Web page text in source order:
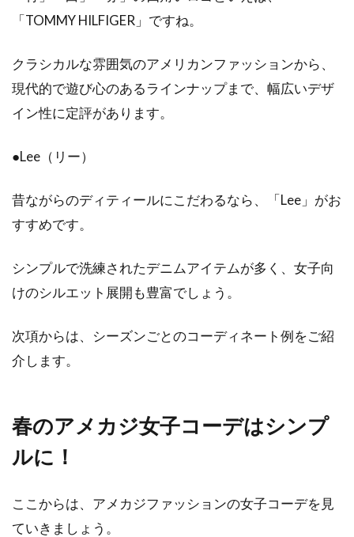
次第で肌寒い春を楽しめる
やかな服装になります。しかし、そんな日々の
中でも、...
ジーンズの種類にはどんなものがあ
います。特にレディースのジーンズの場合に
は、形から...
ジーンズを冬の寒い時期でも暖かく
「TOMMY HILFIGER」ですね。
クラシカルな雰囲気のアメリカンファッションから、
現代的で遊び心のあるラインナップまで、幅広いデザ
イン性に定評があります。
●Lee（リー）
昔ながらのディティールにこだわるなら、「Lee」がお
すすめです。
シンプルで洗練されたデニムアイテムが多く、女子向
けのシルエット展開も豊富でしょう。
次項からは、シーズンごとのコーディネート例をご紹
介します。
春のアメカジ女子コーデはシンプ
ルに！
ここからは、アメカジファッションの女子コーデを見
ていきましょう。